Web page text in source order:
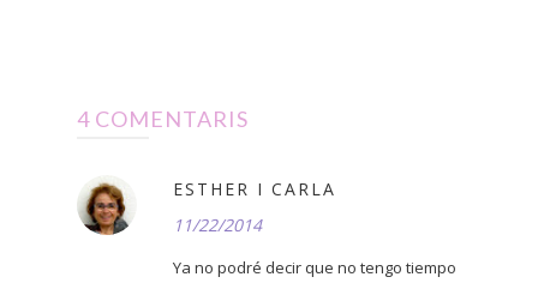
4 COMENTARIS
ESTHER I CARLA
11/22/2014
Ya no podré decir que no tengo tiempo